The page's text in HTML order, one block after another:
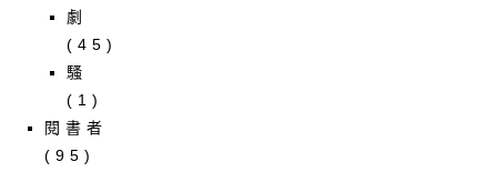
劇
(45)
騷
(1)
閱書者
(95)